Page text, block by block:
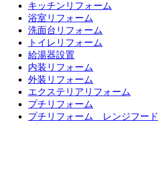
キッチンリフォーム
浴室リフォーム
洗面台リフォーム
トイレリフォーム
給湯器設置
内装リフォーム
外装リフォーム
エクステリアリフォーム
プチリフォーム
プチリフォーム レンジフード